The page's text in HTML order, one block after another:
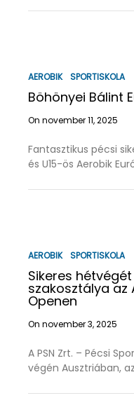
AEROBIK SPORTISKOLA
Böhönyei Bálint
On november 11, 2025
Fantasztikus pécsi
és U15-ös Aerobik
AEROBIK SPORTISKOLA
Sikeres
szakosztálya az
Openen
On november 3, 2025
A PSN Zrt. – Pécsi
végén Ausztriában,